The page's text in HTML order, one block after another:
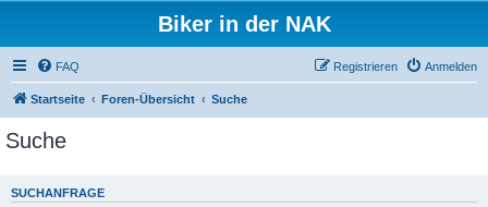
Biker in der NAK
FAQ Anmelden
Registrieren
Startseite Foren-Übersicht Suche
Suche
SUCHANFRAGE